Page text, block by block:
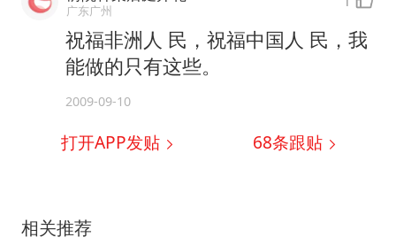
广东广州
祝福非洲人 民，祝福中国人 民，我
能做的只有这些。
2009-09-10
打开APP发贴 68条跟贴
相关推荐